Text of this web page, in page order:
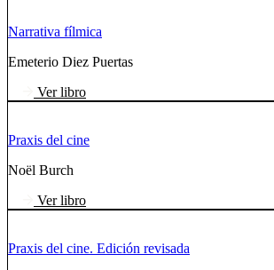
Narrativa fílmica
Emeterio Diez Puertas
Ver libro
Praxis del cine
Noël Burch
Ver libro
Praxis del cine. Edición revisada